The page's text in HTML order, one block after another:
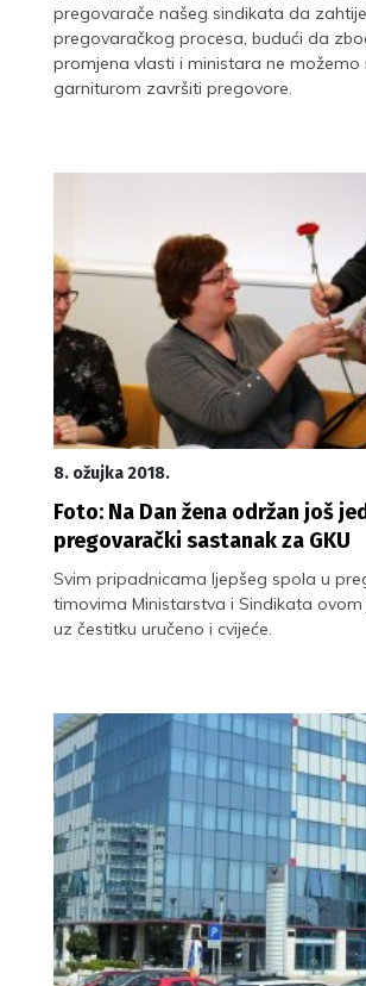
pregovarače našeg sindikata da
pregovaračkog procesa, budući da
promjena vlasti i ministara ne možemo
garniturom završiti pregovore.
8. ožujka 2018.
Foto: Na Dan žena održan još
pregovarački sastanak za GKU
Svim pripadnicama ljepšeg spola u
timovima Ministarstva i Sindikata
uz čestitku uručeno i cvijeće.